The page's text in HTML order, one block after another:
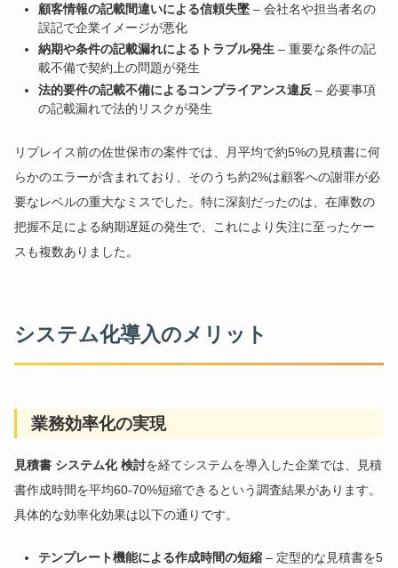
顧客情報の記載間違いによる信頼失墜 – 会社名や担当者名の
誤記で企業イメージが悪化
納期や条件の記載漏れによるトラブル発生 – 重要な条件の記
載不備で契約上の問題が発生
法的要件の記載不備によるコンプライアンス違反 – 必要事項
の記載漏れで法的リスクが発生
リプレイス前の佐世保市の案件では、月平均で約5%の見積書に何
らかのエラーが含まれており、そのうち約2%は顧客への謝罪が必
要なレベルの重大なミスでした。特に深刻だったのは、在庫数の
把握不足による納期遅延の発生で、これにより失注に至ったケー
スも複数ありました。
システム化導入のメリット
業務効率化の実現
見積書 システム化 検討を経てシステムを導入した企業では、見積
書作成時間を平均60-70%短縮できるという調査結果があります。
具体的な効率化効果は以下の通りです。
テンプレート機能による作成時間の短縮 – 定型的な見積書を5